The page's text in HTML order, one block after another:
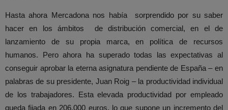
Hasta ahora Mercadona nos había sorprendido por su saber
hacer en los ámbitos de distribución comercial, en el de
lanzamiento de su propia marca, en política de recursos
humanos. Pero ahora ha superado todas las expectativas al
conseguir aprobar la eterna asignatura pendiente de España – en
palabras de su presidente, Juan Roig – la productividad individual
de los trabajadores. Esta elevada productividad por empleado
queda fijada en 206.000 euros, lo que supone un incremento del